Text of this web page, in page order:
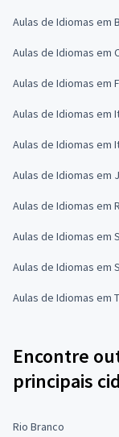
Aulas de Idiomas em
Aulas de Idiomas em
Aulas de Idiomas em
Aulas de Idiomas em
Aulas de Idiomas em
Aulas de Idiomas em
Aulas de Idiomas em
Aulas de Idiomas em
Aulas de Idiomas em
Aulas de Idiomas em
Encontre
principais
Rio Branco